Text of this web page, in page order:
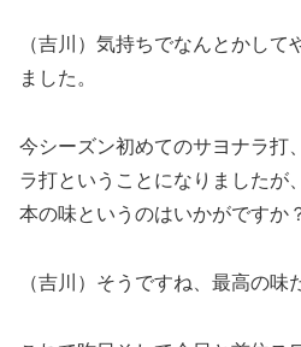
（吉川）気持ちでなんとかして
ました。
今シーズン初めてのサヨナラ打
ラ打ということになりましたが
本の味というのはいかがですか
（吉川）そうですね、最高の味